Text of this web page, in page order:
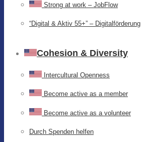
Strong at work – JobFlow
“Digital & Aktiv 55+” – Digitalförderung
Cohesion & Diversity
Intercultural Openness
Become active as a member
Become active as a volunteer
Durch Spenden helfen